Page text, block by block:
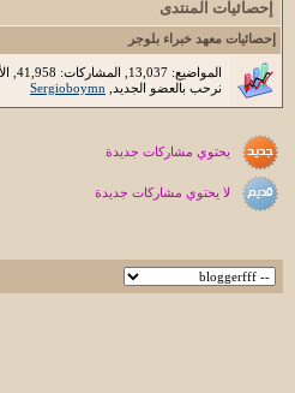
إحصائيات المنتدى
إحصائيات معهد خبراء بلوجر
المواضيع: 13,037, المشاركات: 41,958, الأعضاء: 6,499
نرحب بالعضو الجديد, Sergioboymn
يحتوي مشاركات جديدة
لا يحتوي مشاركات جديدة